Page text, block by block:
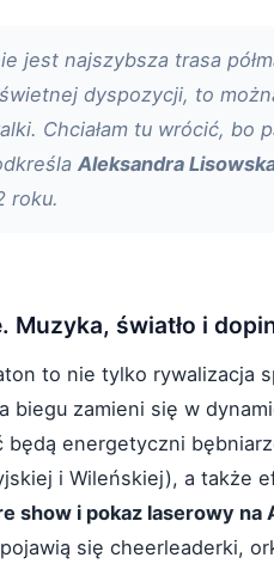
jest najszybsza trasa
dyspozycji, to
Chciałam tu wrócić, bo
Aleksandra
roku.
Muzyka, światło i
to nie tylko
biegu zamieni się w
będą energetyczni
i Wileńskiej), a także
show i pokaz laserowy na
się cheerleaderki,